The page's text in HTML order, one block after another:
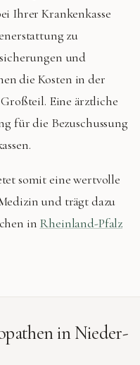
Ihrer Krankenkasse
zu
und
die Kosten in der
Eine ärztliche
für die Bezuschussung
somit eine wertvolle
und trägt dazu
in Rheinland-Pfalz
inNieder-